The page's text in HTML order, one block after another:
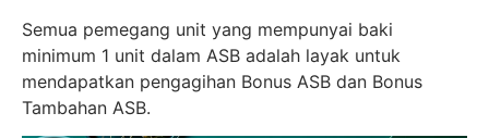
Semua pemegang unit yang mempunyai baki
minimum 1 unit dalam ASB adalah layak untuk
mendapatkan pengagihan Bonus ASB dan Bonus
Tambahan ASB.